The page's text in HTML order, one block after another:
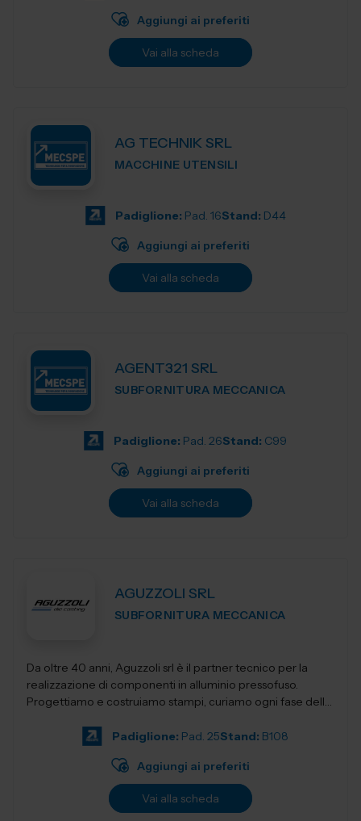
Aggiungi ai preferiti
Vai alla scheda
AG TECHNIK SRL
MACCHINE UTENSILI
Padiglione: Pad. 16Stand: D44
Aggiungi ai preferiti
Vai alla scheda
AGENT321 SRL
SUBFORNITURA MECCANICA
Padiglione: Pad. 26Stand: C99
Aggiungi ai preferiti
Vai alla scheda
AGUZZOLI SRL
SUBFORNITURA MECCANICA
Da oltre 40 anni, Aguzzoli srl è il partner tecnico per la
realizzazione di componenti in alluminio pressofuso.
Progettiamo e costruiamo stampi, curiamo ogni fase della
Padiglione: Pad. 25Stand: B108
Aggiungi ai preferiti
Vai alla scheda